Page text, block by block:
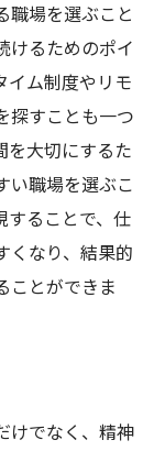
職場を選ぶこと
けるためのポイ
イム制度やリモ
探すことも一つ
を大切にするた
い職場を選ぶこ
することで、仕
くなり、結果的
ことができま
けでなく、精神